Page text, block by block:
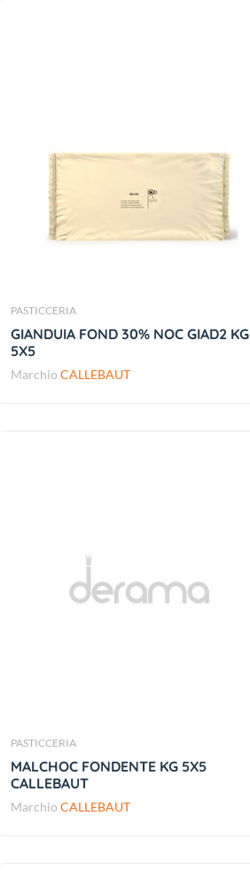
PASTICCERIA
GIANDUIA FOND 30% NOC GIAD2 KG
5X5
Marchio CALLEBAUT
PASTICCERIA
MALCHOC FONDENTE KG 5X5
CALLEBAUT
Marchio CALLEBAUT